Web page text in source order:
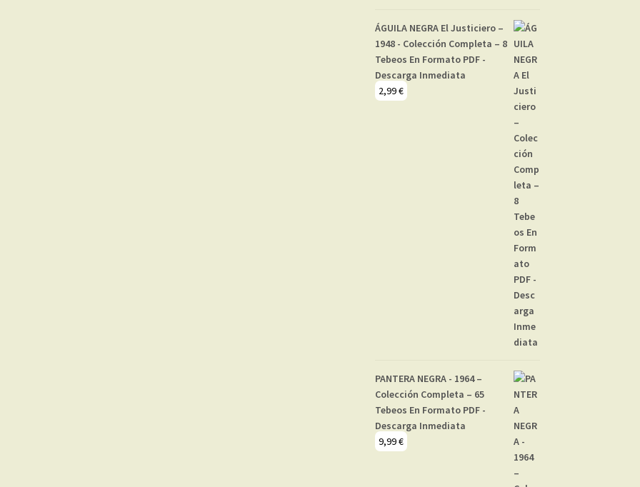
ÁGUILA NEGRA El Justiciero –
1948 - Colección Completa – 8
Tebeos En Formato PDF -
Descarga Inmediata
2,99€
PANTERA NEGRA - 1964 –
Colección Completa – 65
Tebeos En Formato PDF -
Descarga Inmediata
9,99€